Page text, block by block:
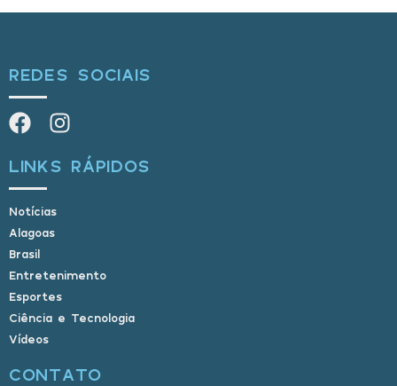
REDES SOCIAIS
LINKS RÁPIDOS
Notícias
Alagoas
Brasil
Entretenimento
Esportes
Ciência e Tecnologia
Vídeos
CONTATO